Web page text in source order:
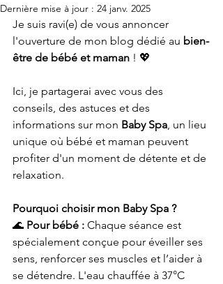
Dernière mise à jour : 24 janv. 2025
Je suis ravi(e) de vous annoncer
l'ouverture de mon blog dédié au bien-
être de bébé et maman ! 💖
Ici, je partagerai avec vous des
conseils, des astuces et des
informations sur mon Baby Spa, un lieu
unique où bébé et maman peuvent
profiter d'un moment de détente et de
relaxation.
Pourquoi choisir mon Baby Spa ?
🌊 Pour bébé : Chaque séance est
spécialement conçue pour éveiller ses
sens, renforcer ses muscles et l’aider à
se détendre. L'eau chauffée à 37°C